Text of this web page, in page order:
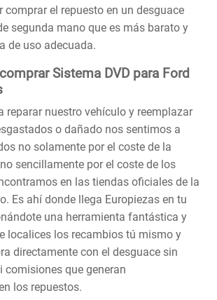
comprar el repuesto en un desguace
segunda mano que es más barato y
de uso adecuada.
Sistema DVD para Ford
reparar nuestro vehículo y reemplazar
o dañado nos sentimos a
no solamente por el coste de la
sencillamente por el coste de los
en las tiendas oficiales de la
Es ahí donde llega Europiezas en tu
una herramienta fantástica y
localices los recambios tú mismo y
directamente con el desguace sin
comisiones que generan
los repuestos.